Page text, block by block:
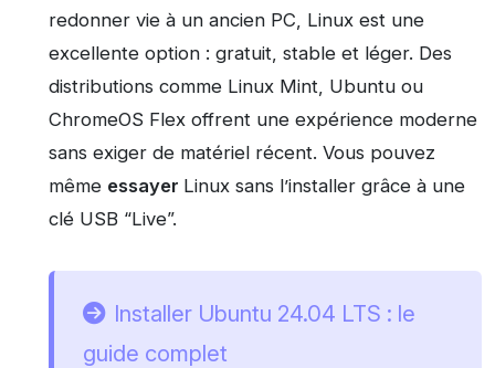
redonner vie à un ancien PC, Linux est une
excellente option : gratuit, stable et léger. Des
distributions comme Linux Mint, Ubuntu ou
ChromeOS Flex offrent une expérience moderne
sans exiger de matériel récent. Vous pouvez
même essayer Linux sans l’installer grâce à une
clé USB “Live”.
Installer Ubuntu 24.04 LTS : le
guide complet